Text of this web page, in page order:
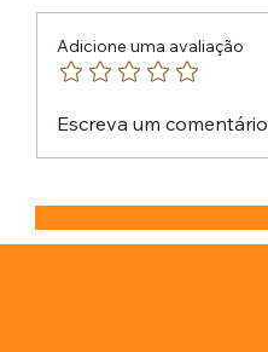
Adicione uma avaliação
Escreva um comentário